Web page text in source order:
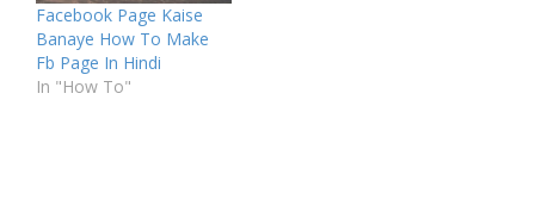
Facebook Page Kaise
Banaye How To Make
Fb Page In Hindi
In "How To"